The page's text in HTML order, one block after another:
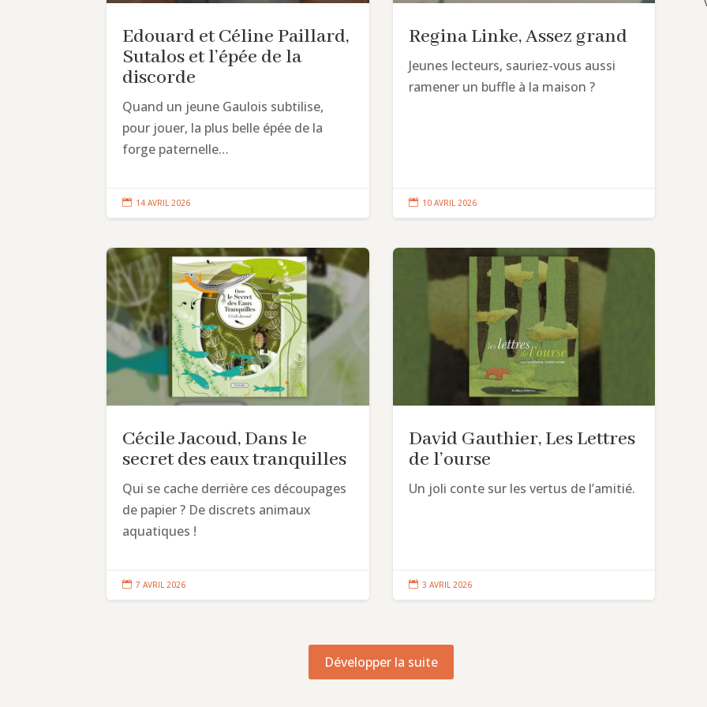
Edouard et Céline Paillard,
Sutalos et l’épée de la
discorde
Quand un jeune Gaulois subtilise,
pour jouer, la plus belle épée de la
forge paternelle…
 14 AVRIL 2026
Regina Linke, Assez grand
Jeunes lecteurs, sauriez-vous aussi
ramener un buffle à la maison ?
 10 AVRIL 2026
Cécile Jacoud, Dans le
secret des eaux tranquilles
Qui se cache derrière ces découpages
de papier ? De discrets animaux
aquatiques !
 7 AVRIL 2026
David Gauthier, Les Lettres
de l’ourse
Un joli conte sur les vertus de l’amitié.
 3 AVRIL 2026
Développer la suite